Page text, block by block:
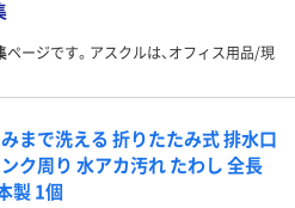
ページです。アスクルは、オフィス用品/現
まで洗える 折りたたみ式 排水口
ク周り 水アカ汚れ たわし 全長
製 1個